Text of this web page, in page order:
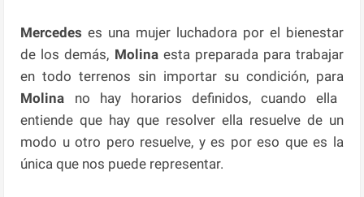
Mercedeses una mujer luchadora por el bienestar
de los demás, Molina esta preparada para trabajar
en todo terrenos sin importar su condición, para
Molina no hay horarios definidos, cuando ella
entiende que hay que resolver ella resuelve de un
modo u otro pero resuelve, y es por eso que es la
única que nos puede representar.